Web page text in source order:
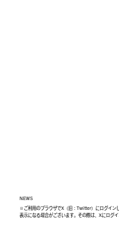
NEWS
※ご利用のブラウザでX（旧：Twitter）にログイ
表示になる場合がございます。その際は、Xにログ